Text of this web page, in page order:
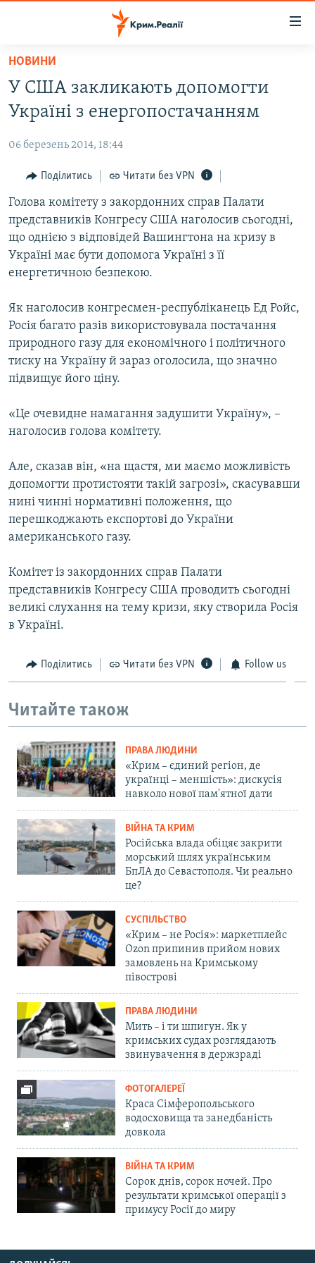
Перейти
основного
матеріалу
Перейти
до
навігації
Перейти
до
пошуку
ВІДЕО ТА ФОТО
ПОЛІТИКА
БЛОГИ
ПОГЛЯД
ІНТЕРВ'Ю
ВСЕ ЗА ДЕНЬ
СПЕЦПРОЕКТИ
ДЕПОРТАЦІЯ
ВІДЕОУРОКИ «ELIFBE»
СВІДЧЕННЯ ОКУПАЦІЇ
УКРАЇНСЬКА ПРОБЛЕМА КРИМУ
ЯК ОБІЙТИ БЛОКУВАННЯ
Русский
Qırımtatar
Усі сайти RFE/RL
НОВИНИ
У США закликають допомогти
Україні з енергопостачанням
06 березень 2014, 18:44
Поділитись Читати без VPN
Голова комітету з закордонних справ Палати
представників Конгресу США наголосив сьогодні,
що однією з відповідей Вашингтона на кризу в
Україні має бути допомога Україні з її
енергетичною безпекою.
Як наголосив конгресмен-республіканець Ед Ройс,
Росія багато разів використовувала постачання
природного газу для економічного і політичного
тиску на Україну й зараз оголосила, що значно
підвищує його ціну.
«Це очевидне намагання задушити Україну», –
наголосив голова комітету.
Але, сказав він, «на щастя, ми маємо можливість
допомогти протистояти такій загрозі», скасувавши
нині чинні нормативні положення, що
перешкоджають експортові до України
американського газу.
Комітет із закордонних справ Палати
представників Конгресу США проводить сьогодні
великі слухання на тему кризи, яку створила Росія
в Україні.
Поділитись Читати без VPN Follow us
Читайте також
ПРАВА ЛЮДИНИ
«Крим – єдиний регіон, де
українці – меншість»: дискусія
навколо нової пам'ятної дати
ВІЙНА ТА КРИМ
Російська влада обіцяє закрити
морський шлях українським
БпЛА до Севастополя. Чи реально
це?
СУСПІЛЬСТВО
«Крим – не Росія»: маркетплейс
Ozon припинив прийом нових
замовлень на Кримському
півострові
ПРАВА ЛЮДИНИ
Мить – і ти шпигун. Як у
кримських судах розглядають
звинувачення в держзраді
ФОТОГАЛЕРЕЇ
Краса Сімферопольського
водосховища та занедбаність
довкола
ВІЙНА ТА КРИМ
Сорок днів, сорок ночей. Про
результати кримської операції з
примусу Росії до миру